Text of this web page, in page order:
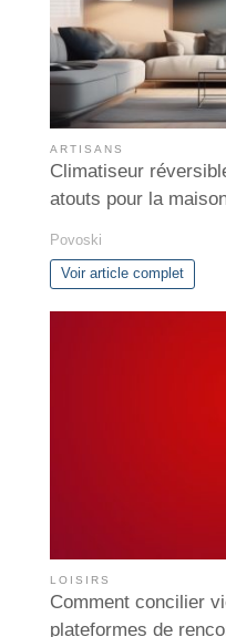
ARTISANS
Climatiseur
atouts pour la
Povoski
Voir article complet
LOISIRS
Comment concilier
plateformes de